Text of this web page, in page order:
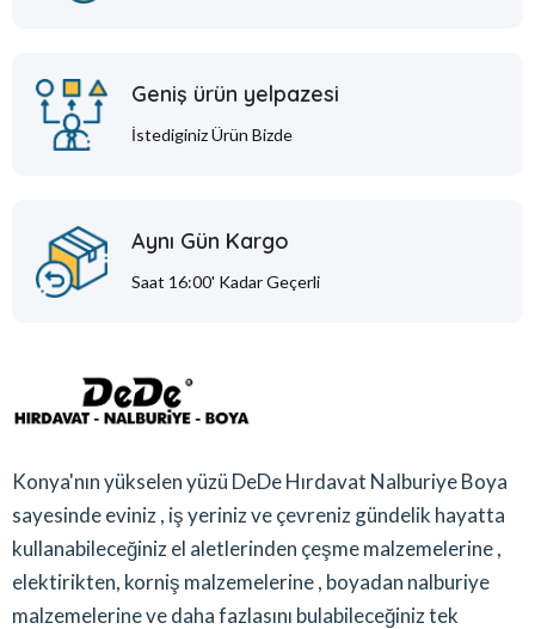
Geniş ürün yelpazesi
İstediginiz Ürün Bizde
Aynı Gün Kargo
Saat 16:00' Kadar Geçerli
Konya'nın yükselen yüzü DeDe Hırdavat Nalburiye Boya
sayesinde eviniz , iş yeriniz ve çevreniz gündelik hayatta
kullanabileceğiniz el aletlerinden çeşme malzemelerine ,
elektirikten, korniş malzemelerine , boyadan nalburiye
malzemelerine ve daha fazlasını bulabileceğiniz tek